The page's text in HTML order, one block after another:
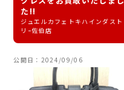
た!!
ジュエルカフェトキハインダスト
リｰ佐伯店
公開日：2024/09/06